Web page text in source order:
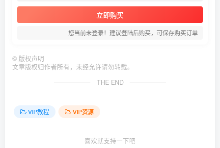
立即购买
您当前未登录！建议登陆后购买，可保存购买订单
© 版权声明
文章版权归作者所有，未经允许请勿转载。
THE END
VIP教程 VIP资源
喜欢就支持一下吧